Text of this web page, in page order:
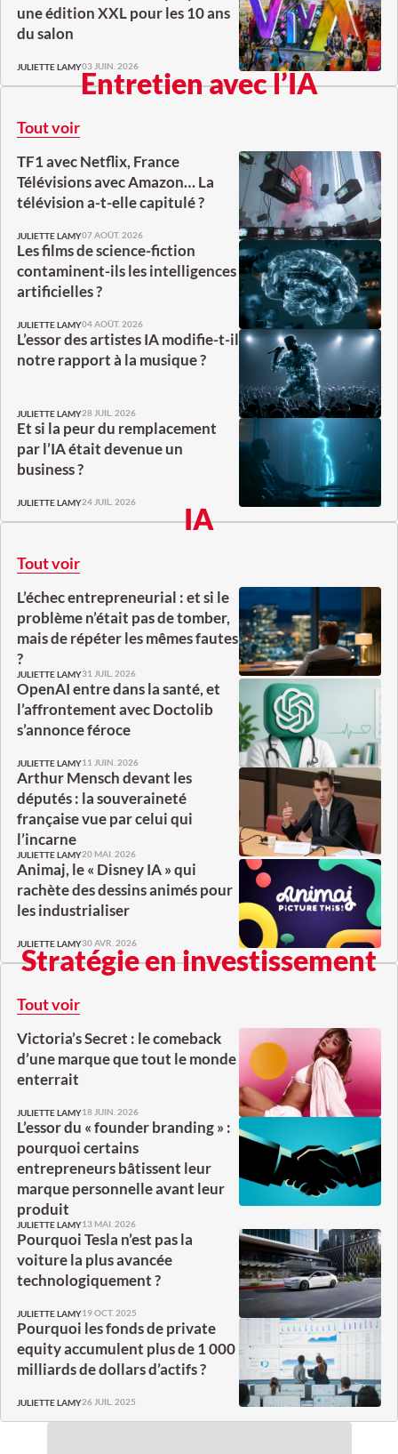
une édition XXL pour les 10 ans
du salon
JULIETTE LAMY03 JUIN. 2026
Entretien avec l’IA
Tout voir
TF1 avec Netflix, France
Télévisions avec Amazon… La
télévision a-t-elle capitulé ?
JULIETTE LAMY07 AOÛT. 2026
Les films de science-fiction
contaminent-ils les intelligences
artificielles ?
JULIETTE LAMY04 AOÛT. 2026
L’essor des artistes IA modifie-t-il
notre rapport à la musique ?
JULIETTE LAMY28 JUIL. 2026
Et si la peur du remplacement
par l’IA était devenue un
business ?
JULIETTE LAMY24 JUIL. 2026 IA
Tout voir
L’échec entrepreneurial : et si le
problème n’était pas de tomber,
mais de répéter les mêmes fautes
?
JULIETTE LAMY31 JUIL. 2026
OpenAI entre dans la santé, et
l’affrontement avec Doctolib
s’annonce féroce
JULIETTE LAMY11 JUIN. 2026
Arthur Mensch devant les
députés : la souveraineté
française vue par celui qui
l’incarne
JULIETTE LAMY20 MAI. 2026
Animaj, le « Disney IA » qui
rachète des dessins animés pour
les industrialiser
JULIETTE LAMY30 AVR. 2026
Stratégie en investissement
Tout voir
Victoria’s Secret : le comeback
d’une marque que tout le monde
enterrait
JULIETTE LAMY18 JUIN. 2026
L’essor du « founder branding » :
pourquoi certains
entrepreneurs bâtissent leur
marque personnelle avant leur
produit
JULIETTE LAMY13 MAI. 2026
Pourquoi Tesla n’est pas la
voiture la plus avancée
technologiquement ?
JULIETTE LAMY19 OCT. 2025
Pourquoi les fonds de private
equity accumulent plus de 1 000
milliards de dollars d’actifs ?
JULIETTE LAMY26 JUIL. 2025